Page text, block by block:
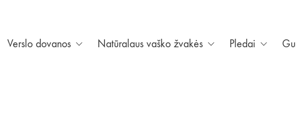
Verslo dovanos Natūralaus vaško žvakės Pledai